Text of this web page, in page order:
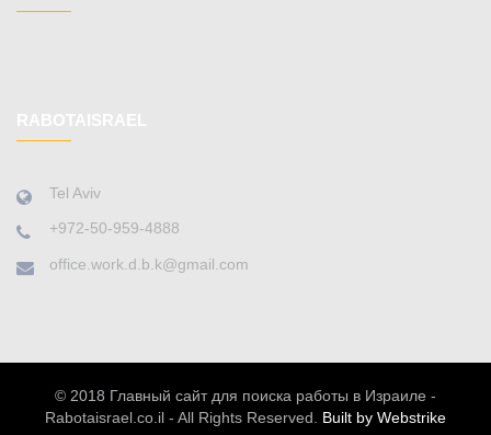
Tel Aviv
+972-50-959-4888
office.work.d.b.k@gmail.com
© 2018 Главный сайт для поиска работы в Израиле -
Rabotaisrael.co.il - All Rights Reserved. Built by Webstrike